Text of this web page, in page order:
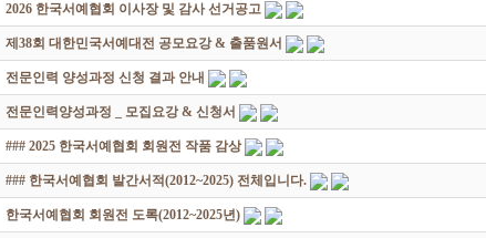
2026 한국서예협회 이사장 및 감사 선거공고
제38회 대한민국서예대전 공모요강 & 출품원서
전문인력 양성과정 신청 결과 안내
전문인력양성과정 _ 모집요강 & 신청서
### 2025 한국서예협회 회원전 작품 감상
### 한국서예협회 발간서적(2012~2025) 전체입니다.
한국서예협회 회원전 도록(2012~2025년)